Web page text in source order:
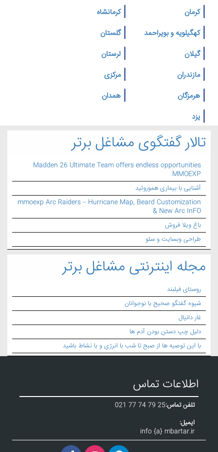
کرمان
کرمانشاه
کهگیلویه و بویراحمد
گلستان
گیلان
لرستان
مازندران
مرکزی
هرمزگان
همدان
یزد
تالار گفتگوی مشاغل برتر
Madden 26 Ultimate Team offers endless opportunities
MMOEXP
آشنایی با بیماری هموروئید
mmoexp Arc Raiders – Hurricane Map, Beard Customization
& New Arc InFO
باغ ویلا فروش
طراحی وبسایت و سئو
مجله اینترنتی مشاغل برتر
روستای فیلبند
شیوه گفتگو صحیح با نوجوانان
غار دانیال
دلیل چپ دستن بودن آدم ها
با این توصیه ها از صبح تا شب با انرژی و با نشاط باشید
اطلاعات تماس
تلفن تماس:021 77 74 79 25
ایمیل:
info {a} mbartar.ir